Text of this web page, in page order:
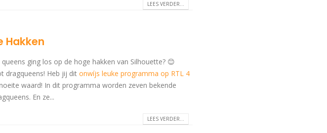
LEES VERDER...
Hakken
ging los op de hoge hakken van Silhouette? 😊
dragqueens! Heb jij dit onwíjs leuke programma op RTL 4
waard! In dit programma worden zeven bekende
En ze...
LEES VERDER...